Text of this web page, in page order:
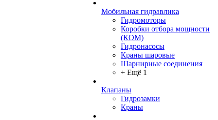
Мобильная гидравлика
Гидромоторы
Коробки отбора мощности
(КОМ)
Гидронасосы
Краны шаровые
Шарнирные соединения
+ Ещё 1
Клапаны
Гидрозамки
Краны